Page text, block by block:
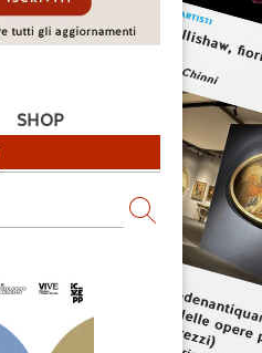
SHOP